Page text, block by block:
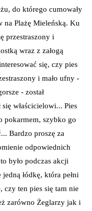
do którego cumowały
na Plażę Mieleńską. Ku
przestraszony i
wraz z załogą
się, czy pies
i mało ufny -
- został
właścicielowi... Pies
pokarmem, szybko go
Bardzo proszę za
odpowiednich
było podczas akcji
łódkę, która pełni
czy ten pies się tam nie
zarówno Żeglarzy jak i